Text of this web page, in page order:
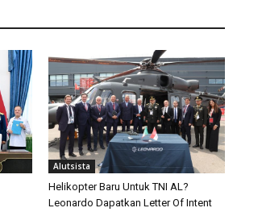
Alutsista
Helikopter Baru Untuk TNI AL?
Leonardo Dapatkan Letter Of Intent